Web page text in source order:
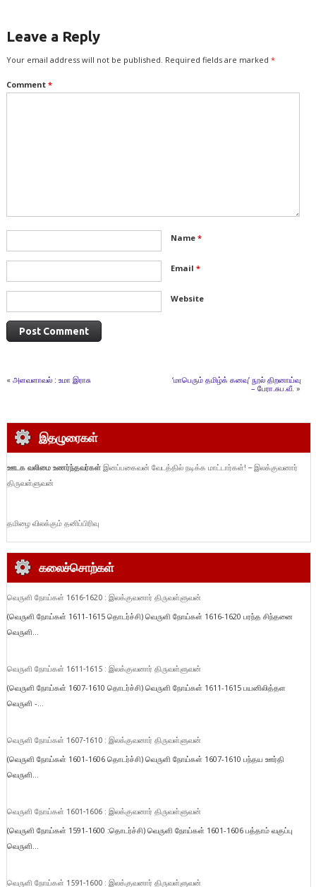
Leave a Reply
Your email address will not be published. Required fields are marked *
Comment *
Name *
Email *
Website
« அளவளாவல் : உமா இராசு
‘மாபெரும் தமிழ்க் கனவு’ நூல் திறனாய்வு
– பேரா.சுப.வீ. »
இதழுரைகள்
ஊடக வலிமை உணர்ந்தவர்கள்இனப்பகைவன் வேடத்தில் நடிக்க மாட்டார்கள்! – இலக்குவனார்
திருவள்ளுவன்
தமிழை விலக்கும் தனிப்பிரிவு
கலைச்சொற்கள்
வெருளி நோய்கள் 1616-1620 : இலக்குவனார் திருவள்ளுவன்
(வெருளி நோய்கள் 1611-1615 தொடர்ச்சி) வெருளி நோய்கள் 1616-1620 பரந்த சிந்தனை
வெருளி...
வெருளி நோய்கள் 1611-1615 : இலக்குவனார் திருவள்ளுவன்
(வெருளி நோய்கள் 1607-1610 தொடர்ச்சி) வெருளி நோய்கள் 1611-1615 பயனிலித்தள
வெருளி -...
வெருளி நோய்கள் 1607-1610 : இலக்குவனார் திருவள்ளுவன்
(வெருளி நோய்கள் 1601-1606 தொடர்ச்சி) வெருளி நோய்கள் 1607-1610 பந்தய ஊர்தி
வெருளி...
வெருளி நோய்கள் 1601-1606 : இலக்குவனார் திருவள்ளுவன்
(வெருளி நோய்கள் 1591-1600 :தொடர்ச்சி) வெருளி நோய்கள் 1601-1606 பத்தாம் வகுப்பு
வெருளி...
வெருளி நோய்கள் 1591-1600 : இலக்குவனார் திருவள்ளுவன்